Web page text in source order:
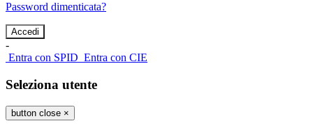
Password dimenticata?
-
Entra con SPID Entra con CIE
Seleziona utente
button close ×